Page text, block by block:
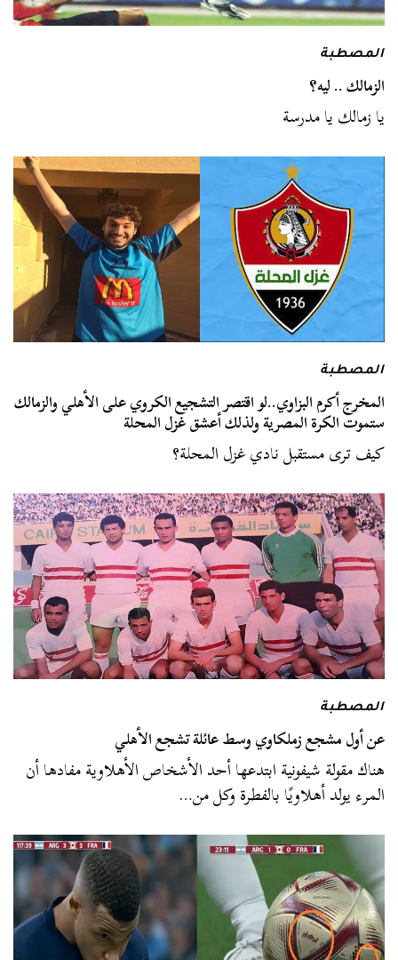
المصطبة
الزمالك .. ليه؟
يا زمالك يا مدرسة
المصطبة
المخرج أكرم البزاوي..لو اقتصر التشجيع الكروي على الأهلي والزمالك
ستموت الكرة المصرية ولذلك أعشق غزل المحلة
كيف ترى مستقبل نادي غزل المحلة؟
المصطبة
عن أول مشجع زملكاوي وسط عائلة تشجع الأهلي
هناك مقولة شيفونية ابتدعها أحد الأشخاص الأهلاوية مفادها أن
المرء يولد أهلاويًا بالفطرة وكل من…